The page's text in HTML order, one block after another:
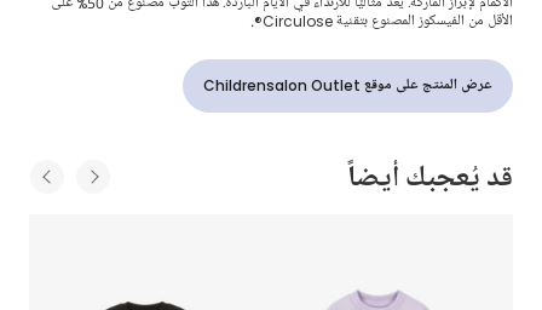
الأقل من الفيسكوز المصنوع بتقنية Circulose®.
عرض المنتج على موقع Childrensalon Outlet
قد يُعجبك أيضاً